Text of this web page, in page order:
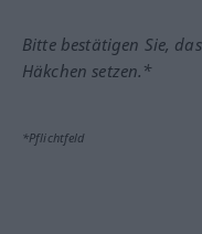
Bitte bestätigen Sie,
Häkchen setzen.*
*Pflichtfeld